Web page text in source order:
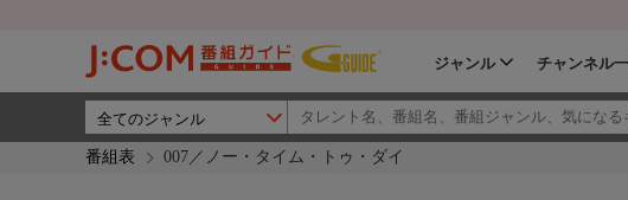
ジャンル チャンネル
番組表 007／ノー・タイム・トゥ・ダイ